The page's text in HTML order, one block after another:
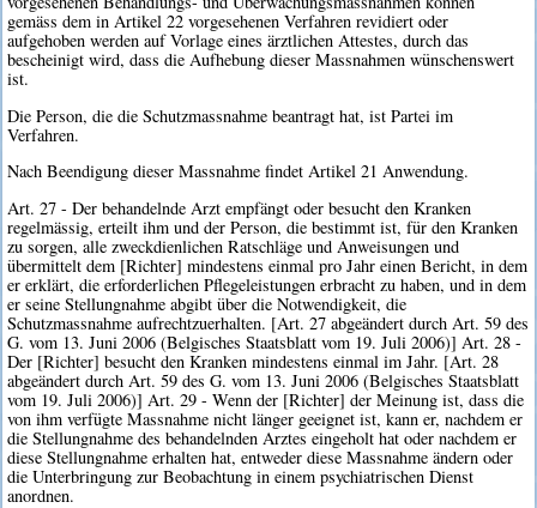
gemäss dem in Artikel 22 vorgesehenen Verfahren revidiert oder
aufgehoben werden auf Vorlage eines ärztlichen Attestes, durch das
bescheinigt wird, dass die Aufhebung dieser Massnahmen wünschenswert
ist.
Die Person, die die Schutzmassnahme beantragt hat, ist Partei im
Verfahren.
Nach Beendigung dieser Massnahme findet Artikel 21 Anwendung.
Art. 27 - Der behandelnde Arzt empfängt oder besucht den Kranken
regelmässig, erteilt ihm und der Person, die bestimmt ist, für den Kranken
zu sorgen, alle zweckdienlichen Ratschläge und Anweisungen und
übermittelt dem [Richter] mindestens einmal pro Jahr einen Bericht, in dem
er erklärt, die erforderlichen Pflegeleistungen erbracht zu haben, und in dem
er seine Stellungnahme abgibt über die Notwendigkeit, die
Schutzmassnahme aufrechtzuerhalten. [Art. 27 abgeändert durch Art. 59 des
G. vom 13. Juni 2006 (Belgisches Staatsblatt vom 19. Juli 2006)] Art. 28 -
Der [Richter] besucht den Kranken mindestens einmal im Jahr. [Art. 28
abgeändert durch Art. 59 des G. vom 13. Juni 2006 (Belgisches Staatsblatt
vom 19. Juli 2006)] Art. 29 - Wenn der [Richter] der Meinung ist, dass die
von ihm verfügte Massnahme nicht länger geeignet ist, kann er, nachdem er
die Stellungnahme des behandelnden Arztes eingeholt hat oder nachdem er
diese Stellungnahme erhalten hat, entweder diese Massnahme ändern oder
die Unterbringung zur Beobachtung in einem psychiatrischen Dienst
anordnen.